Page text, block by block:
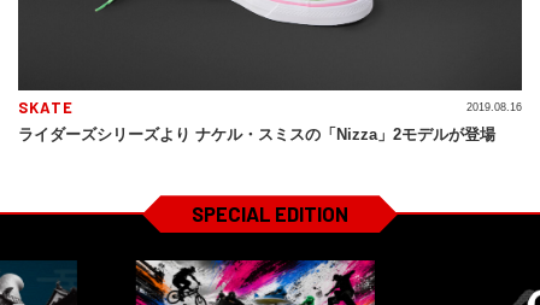
SKATE
ライダーズシリーズより ナケル・スミスの「Nizza」2モデルが登場
2019.08.16
SPECIAL EDITION